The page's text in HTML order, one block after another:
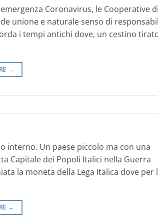
Coronavirus, le Cooperative di
unione e naturale senso di
i tempi antichi dove, un cestino
→
interno. Un paese piccolo ma con una
Capitale dei Popoli Italici nella Guerra
la moneta della Lega Italica dove per
→